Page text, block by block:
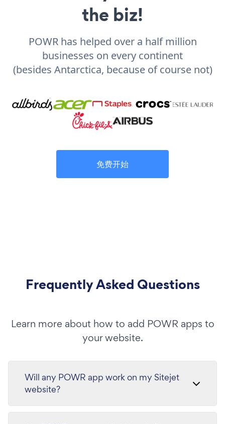
the biz!
POWR has helped over a half million
businesses on every continent
(besides Antarctica, because of course not)
免费开始
Frequently Asked Questions
Learn more about how to add POWR apps to
your website.
Will any POWR app work on my Sitejet
website?